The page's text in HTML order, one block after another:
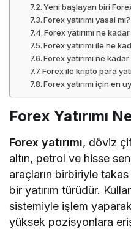
Yeni başlayan biri
Forex yatırımı yasal mı?
Forex yatırımı ne
Forex yatırımı ile ne
Forex yatırımı ne
Forex ile kripto para
Forex yatırımı için en
Forex Yatırımı
Forex yatırımı, döviz
altın, petrol ve hisse
araçların birbiriyle
bir yatırım türüdür.
sistemiyle işlem
yüksek pozisyonlara